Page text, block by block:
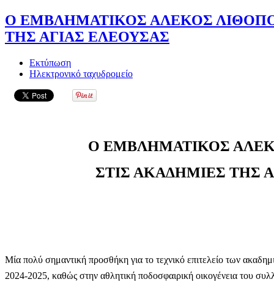
Ο ΕΜΒΛΗΜΑΤΙΚΟΣ ΑΛΕΚΟΣ
ΤΗΣ ΑΓΙΑΣ ΕΛΕΟΥΣΑΣ
Εκτύπωση
Ηλεκτρονικό ταχυδρομείο
Ο ΕΜΒΛΗΜΑΤΙΚΟΣ
ΣΤΙΣ ΑΚΑΔΗΜΙΕΣ ΤΗΣ
Μία πολύ σημαντική προσθήκη για το τεχνικό επιτελείο των
2024-2025, καθώς στην αθλητική ποδοσφαιρική οικογένεια του